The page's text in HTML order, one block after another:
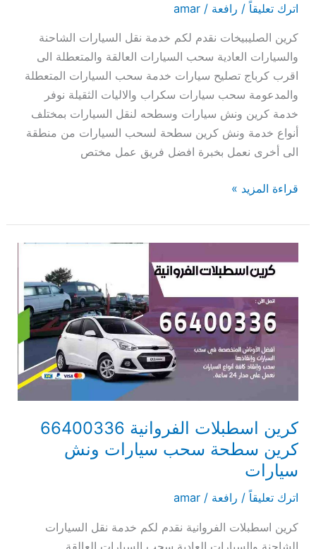
اترك تعليقاً / رافعة /
amar
كرين الصليبيخات نقدم لكم خدمة نقل السيارات الشاحنة
والسيارات العادية سحب السيارات العالقة والمتعطلة الى
اقرب كرباج تصليح سيارات خدمة سحب السيارات المتعطلة
والمدعومة سحب سيارات سكراب والاليات الثقيلة نوفر
خدمة كرين ونش سيارات وسطحه لنقل السيارات بمختلف
أنواع خدمة ونش كرين سطحة لسحب السيارات من منطقة
الى أخرى نعمل بخبرة افضل فريق عمل مختص
قراءة المزيد »
كرين اسطبلات الفروانية 66400336
كرين سطحة سحب سيارات ونش
سيارات
اترك تعليقاً / رافعة /
amar
كرين اسطبلات الفروانية نقدم لكم خدمة نقل السيارات
الشاحنة والسيارات العادية سحب السيارات العالقة
اسطبلات
66400336
كرين
سطحة
سحب
ونش
سيارات